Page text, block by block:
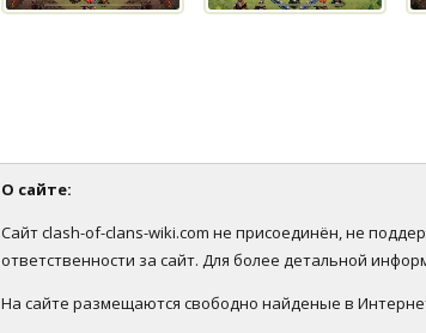
О сайте:
Сайт clash-of-clans-wiki.com не присоединён, не
ответственности за сайт. Для более детальной
На сайте размещаются свободно найденые в